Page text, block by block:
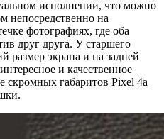
исполнении, что можно
непосредственно на
фотографиях, где оба
друг друга. У старшего
размер экрана и на задней
и качественное
скромных габаритов Pixel 4a